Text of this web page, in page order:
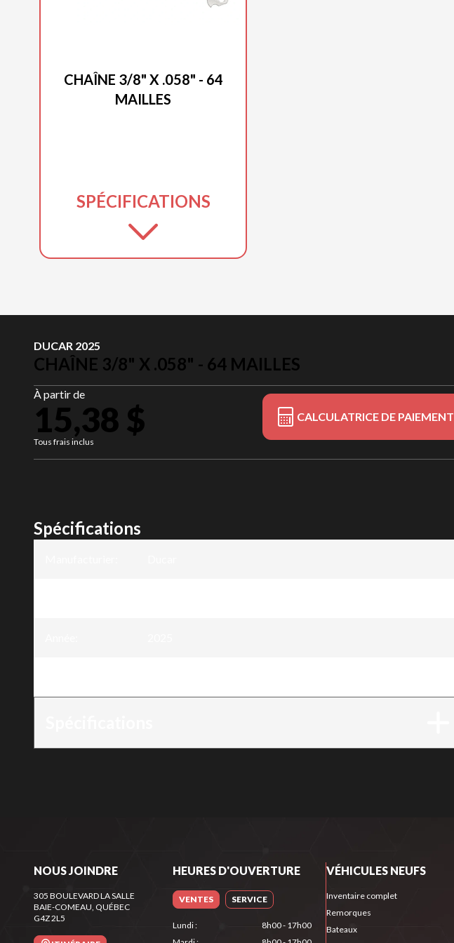
CHAÎNE 3/8" X .058" - 64
MAILLES
SPÉCIFICATIONS
DUCAR 2025
CHAÎNE 3/8" X .058" - 64 MAILLES
À partir de
15,38 $
Tous frais inclus
CALCULATRICE DE PAIEMENT
Spécifications
NOUS JOINDRE
305 BOULEVARD LA SALLE
BAIE-COMEAU , QUÉBEC
G4Z 2L5
HEURES D'OUVERTURE
VENTES SERVICE
Lundi:
8h00 - 17h00
VÉHICULES NEUFS
Inventaire complet
Remorques
Bateaux